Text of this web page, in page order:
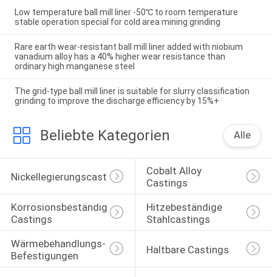
Low temperature ball mill liner -50℃ to room temperature
stable operation special for cold area mining grinding
Rare earth wear-resistant ball mill liner added with niobium
vanadium alloy has a 40% higher wear resistance than
ordinary high manganese steel
The grid-type ball mill liner is suitable for slurry classification
grinding to improve the discharge efficiency by 15%+
Beliebte Kategorien Alle
Nickellegierungscasting
Cobalt Alloy
Castings
Korrosionsbeständige
Castings
Hitzebeständige
Stahlcastings
Wärmebehandlungs-
Befestigungen
Haltbare Castings